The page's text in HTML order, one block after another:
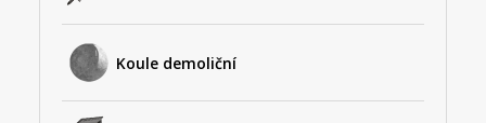
Koule demoliční